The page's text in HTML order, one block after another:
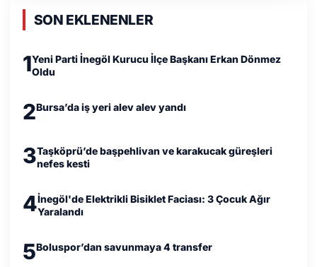
SON EKLENENLER
1Yeni Parti İnegöl Kurucu İlçe Başkanı Erkan Dönmez
Oldu
2Bursa’da iş yeri alev alev yandı
3Taşköprü’de başpehlivan ve karakucak güreşleri
nefes kesti
4İnegöl'de Elektrikli Bisiklet Faciası: 3 Çocuk Ağır
Yaralandı
5Boluspor’dan savunmaya 4 transfer